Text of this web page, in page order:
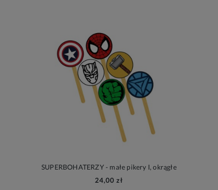
SUPERBOHATERZY - małe pikery I, okrągłe
24,00 zł